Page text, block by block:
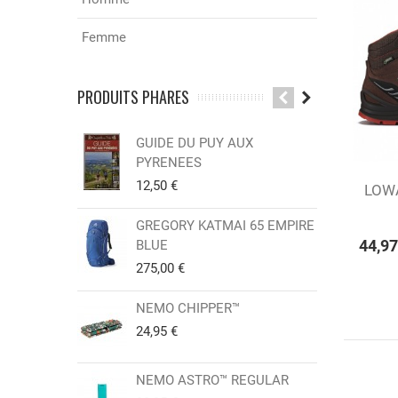
Femme
PRODUITS PHARES
GUIDE DU PUY AUX
PYRENEES
12,50 €
GREGORY KATMAI 65 EMPIRE
BLUE
275,00 €
NEMO CHIPPER™
24,95 €
NEMO ASTRO™ REGULAR
(2